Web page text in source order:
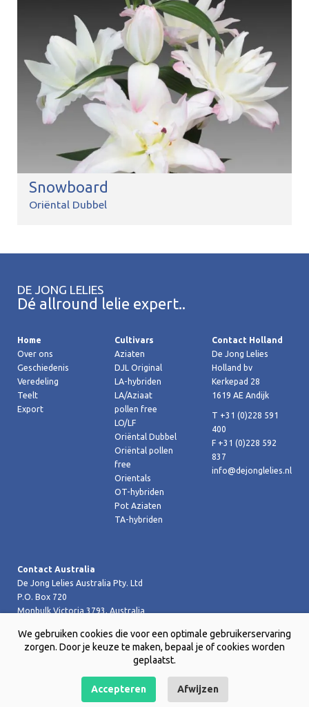
Snowboard
Oriëntal Dubbel
DE JONG LELIES
Dé allround lelie expert..
Home
Over ons
Geschiedenis
Veredeling
Teelt
Export
Cultivars
Aziaten
DJL Original
LA-hybriden
LA/Aziaat
pollen free
LO/LF
Oriëntal Dubbel
Oriëntal pollen
free
Orientals
OT-hybriden
Pot Aziaten
TA-hybriden
Contact Holland
De Jong Lelies
Holland bv
Kerkepad 28
1619 AE Andijk
T +31 (0)228 591
400
F +31 (0)228 592
837
info@dejonglelies.nl
Contact Australia
De Jong Lelies Australia Pty. Ltd
P.O. Box 720
Monbulk Victoria 3793, Australia
T +61 (0)359 619 188
F +61 (0)359 619 199 joost@dejongleliesaustralia.com.au
Copyright © 2026 De Jong Lelies Holland bv |Website door Creative
We gebruiken cookies die voor een optimale gebruikerservaring
zorgen. Door je keuze te maken, bepaal je of cookies worden
geplaatst.
Accepteren Afwijzen